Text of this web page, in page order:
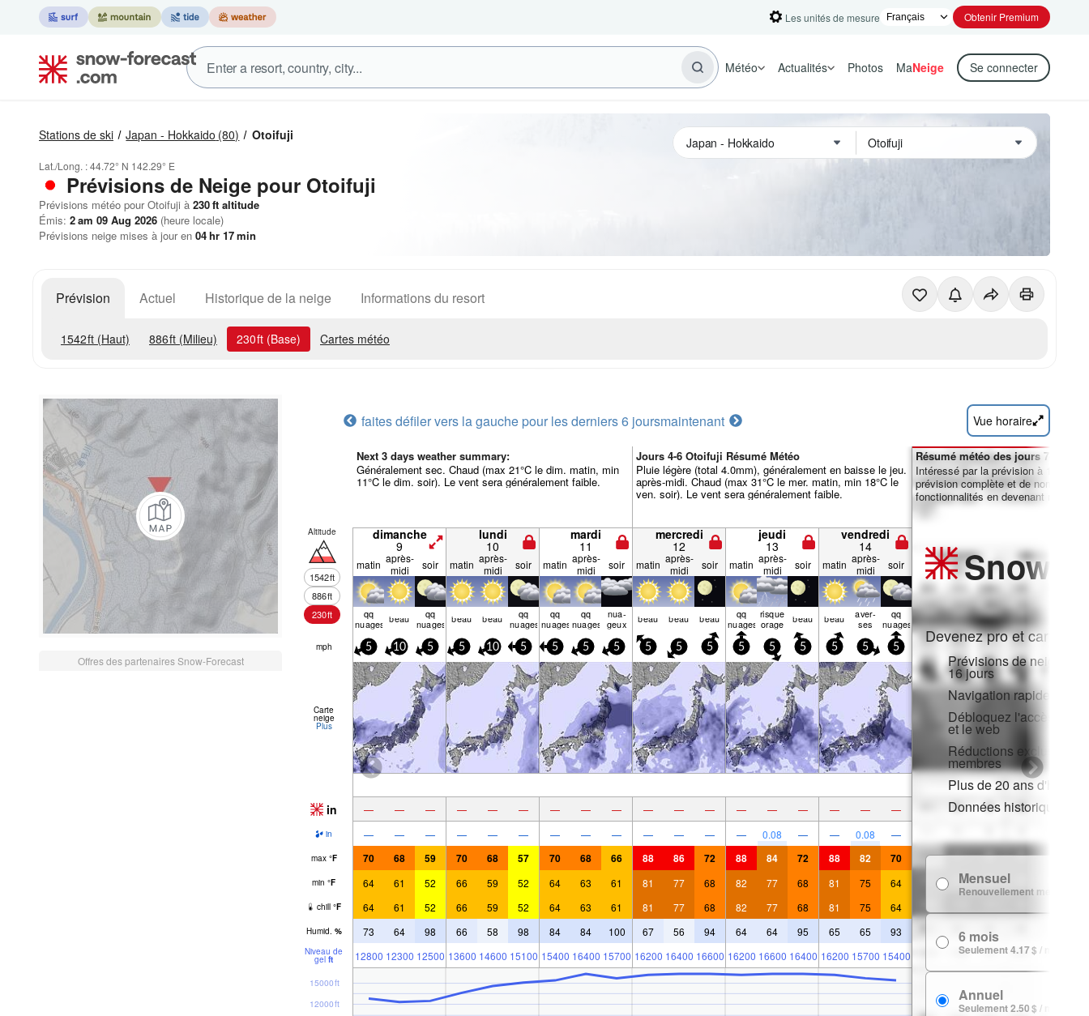
Les unités de mesure Obtenir Premium
Météo Actualités Photos MaNeige Se connecter
Stations de ski Japan - Hokkaido (80) Otoifuji
Lat./Long. :44.72° N 142.29° E
Prévisions de Neige pour Otoifuji
Prévisions météo pour Otoifuji à 230ft altitude
Émis: 2 am 09 Aug 2026 (heure locale)
Prévisions neige mises à jour en 04hr 17min
Prévision Actuel Historique de la neige Informations du resort
1542ft (Haut) 886ft (Milieu) 230ft (Base) Cartes météo
Offres des partenaires Snow-Forecast
faites défiler vers la gauche pour les derniers 6 joursmaintenant Vue horaire
Next 3 days weather summary:
Généralement sec. Chaud (max 21°C le dim. matin, min
11°C le dim. soir). Le vent sera généralement faible.
Jours 4-6 Otoifuji Résumé Météo
Pluie légère (total 4.0mm), généralement en baisse le jeu.
après-midi. Chaud (max 31°C le mer. matin, min 18°C le
ven. soir). Le vent sera généralement faible.
Altitude
1542ft
886ft
230ft
dimanche
9
lundi
10
mardi
11
mercredi
12
jeudi
13
vendredi
14
matin après-
midi
soir matin après-
midi
soir matin après-
midi
soir matin après-
midi
soir matin après-
midi
soir matin après-
midi
soir
qq
nuages beau qq
nuages beau beau qq
nuages
qq
nuages
qq
nuages
nua­
geux beau beau beau qq
nuages
risque
orage beau beau aver­
ses
qq
nuages
mph 5 10 5 5 10 5 5 5 5 5 5 5 5 5 5 5 5 5
Carte
neige
Plus
in — — — — — — — — — — — — — — — — — —
in — — — — — — — — — — — — — 0.08 — — 0.08 —
max °F 70 68 59 70 68 57 70 68 66 88 86 72 88 84 72 88 82 70
min °F 64 61 52 66 59 52 64 63 61 81 77 68 82 77 68 81 75 64
chill °F 64 61 52 66 59 52 64 63 61 81 77 68 82 77 68 81 75 64
Humid. % 73 64 98 66 58 98 84 84 100 67 56 94 64 64 95 65 65 93
Niveau de
gel ft 12800 12300 12500 13600 14600 15100 15400 16400 15700 16200 16400 16600 16200 16600 16400 16200 15700 15400
12000ft
15000ft
Résumé météo des jours 7-16 :
Intéressé par la prévision à 16 jours
prévision complète et de
fonctionnalités en devenant membre
Snow
Devenez pro et carve en:
Prévisions de neige
16 jours
Navigation rapide sans
Débloquez l'accès
et le web
Réductions exclusives
membres
Plus de 20 ans
Données historiques
Mensuel
Renouvellement mensuel
6 mois
Seulement 4.17 $ / mois
Annuel
Seulement 2.50 $ / mois